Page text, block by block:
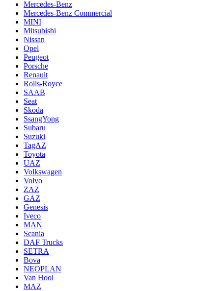
Mercedes-Benz
Mercedes-Benz Commercial
MINI
Mitsubishi
Nissan
Opel
Peugeot
Porsche
Renault
Rolls-Royce
SAAB
Seat
Skoda
SsangYong
Subaru
Suzuki
TagAZ
Toyota
UAZ
Volkswagen
Volvo
ZAZ
GAZ
Genesis
Iveco
MAN
Scania
DAF Trucks
SETRA
Bova
NEOPLAN
Van Hool
MAZ